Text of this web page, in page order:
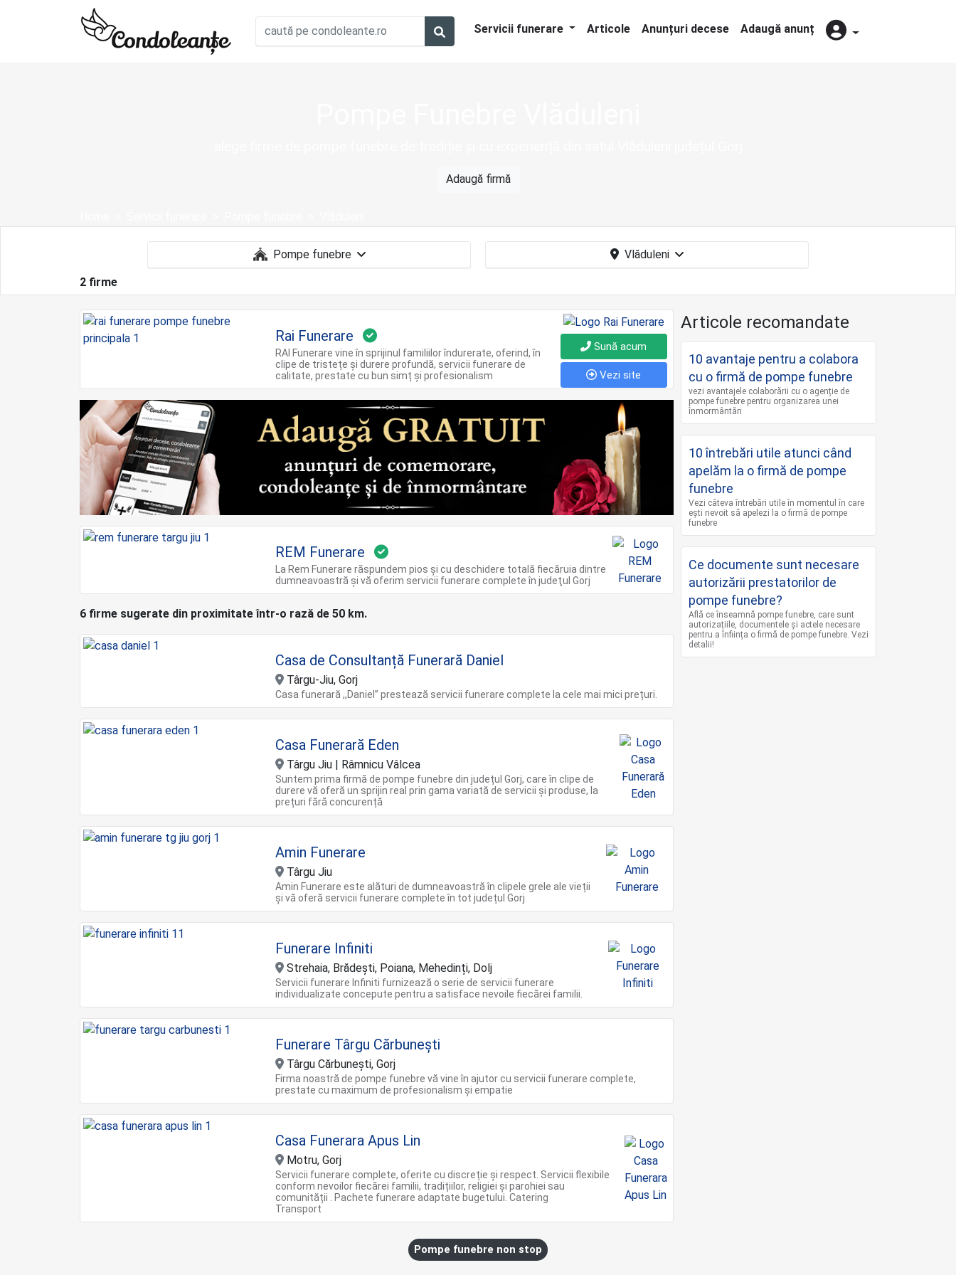
Servicii funerare Articole Anunțuri decese Adaugă anunț
Adaugă firmă
2 firme
Rai Funerare
RAI Funerare vine în sprijinul familiilor îndurerate, oferind, în
clipe de tristețe și durere profundă, servicii funerare de
calitate, prestate cu bun simț și profesionalism
Sună acum
Vezi site
REM Funerare
La Rem Funerare răspundem pios și cu deschidere totală fiecăruia dintre
dumneavoastră şi vă oferim servicii funerare complete în judeţul Gorj
6 firme sugerate din proximitate într-o rază de 50 km.
Casa de Consultanță Funerară Daniel
Târgu-Jiu, Gorj
Casa funerară ,,Daniel’’ prestează servicii funerare complete la cele mai mici prețuri.
Casa Funerară Eden
Târgu Jiu | Râmnicu Vâlcea
Suntem prima firmă de pompe funebre din județul Gorj, care în clipe de
durere vă oferă un sprijin real prin gama variată de servicii și produse, la
prețuri fără concurență
Amin Funerare
Târgu Jiu
Amin Funerare este alături de dumneavoastră în clipele grele ale vieții
și vă oferă servicii funerare complete în tot județul Gorj
Funerare Infiniti
Strehaia, Brădești, Poiana, Mehedinți, Dolj
Servicii funerare Infiniti furnizează o serie de servicii funerare
individualizate concepute pentru a satisface nevoile fiecărei familii.
Funerare Târgu Cărbunești
Târgu Cărbunești, Gorj
Firma noastră de pompe funebre vă vine în ajutor cu servicii funerare complete,
prestate cu maximum de profesionalism și empatie
Casa Funerara Apus Lin
Motru, Gorj
Servicii funerare complete, oferite cu discreție și respect. Servicii flexibile
conform nevoilor fiecărei familii, tradițiilor, religiei și parohiei sau
comunității . Pachete funerare adaptate bugetului. Catering
Transport
Articole recomandate
10 avantaje pentru a colabora
cu o firmă de pompe funebre
vezi avantajele colaborării cu o agenție de
pompe funebre pentru organizarea unei
înmormântări
10 întrebări utile atunci când
apelăm la o firmă de pompe
funebre
Vezi câteva întrebări utile în momentul în care
ești nevoit să apelezi la o firmă de pompe
funebre
Ce documente sunt necesare
autorizării prestatorilor de
pompe funebre?
Află ce înseamnă pompe funebre, care sunt
autorizațiile, documentele și actele necesare
pentru a înființa o firmă de pompe funebre. Vezi
detalii!
Pompe funebre non stop